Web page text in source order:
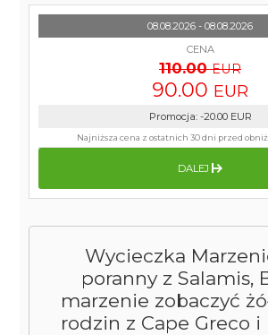
Wycieczka
poranny z Salamis,
marzenie zobaczyć
rodzin z Cape Greco i
08.08.2026 - 08.08.2026
CENA
110.00 EUR
90.00 EUR
Promocja: -20.00 EUR
Najniższa cena z ostatnich 30 dni przed
DALEJ